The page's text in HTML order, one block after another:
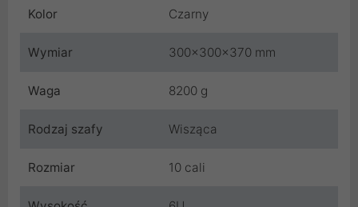
Kolor Czarny
Wymiar 300x300x370 mm
Waga 8200 g
Rodzaj szafy Wisząca
Rozmiar 10 cali